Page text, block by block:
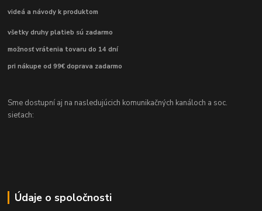
videá a návody k produktom
všetky druhy platieb sú zadarmo
možnosť vrátenia tovaru do 14 dní
pri nákupe od 99€ doprava zadarmo
Sme dostupní aj na nasledujúcich komunikačných kanáloch a soc.
sieťach:
Údaje o spoločnosti